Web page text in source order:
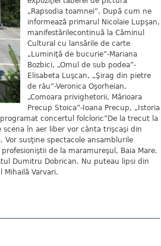
„Rapsodia toamnei”. După cum ne
informează primarul Nicolaie Lupşan,
manifestărilecontinuă la Căminul
Cultural cu lansările de carte
„Luminiţă de bucurie”-Mariana
Bozbici, „Omul de sub podea”-
Elisabeta Luşcan, „Şirag din pietre
de râu”-Veronica Oşorheian,
„Comoara privighetorii, Mărioara
Precup Stoica”-Ioana Precup, „Istoria
concertul folcloric”De la trecut la
în aer liber vor cânta trişcaşi din
Vor susţine spectacole ansamblurile
de la maramureşul, Baia Mare.
Dumitru Dobrican. Nu puteau lipsi din
Varvari.